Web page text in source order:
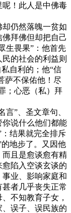
呢！此人是中佛毒
仍然落魄一贫如
拜佛但却把自己
生畏果”：他首先
的社会的利益则
自利的；他“信
萨不保佑他！尽
；心恶（私）拜
”、圣文章句、
说什么他们都能
结果就完全排斥
地步了。又因他
且是愈谈愈有精
陷入空谈玄谈的
业、影响家庭和
者几乎丧失正常
不知教育子女，
误子、误民族的